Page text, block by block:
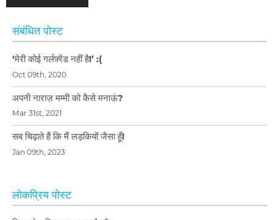
संबंधित पोस्ट
‘मेरी कोई गर्लफ़्रेंड नहीं है!’ :(
Oct 09th, 2020
अपनी नाराज़ मम्मी को कैसे मनाऊं?
Mar 31st, 2021
सब चिढ़ाते हैं कि मैं लड़कियों जैसा हूँ!
Jan 09th, 2023
लोकप्रिय पोस्ट